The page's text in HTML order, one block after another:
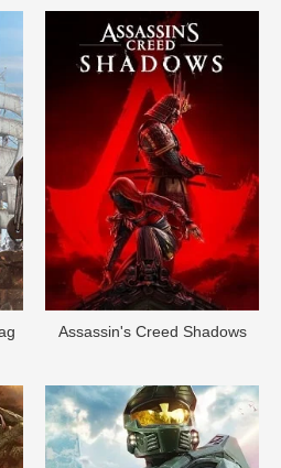
Assassin's Creed Shadows